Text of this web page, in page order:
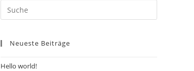
Suche
nach:
Neueste Beiträge
Hello world!